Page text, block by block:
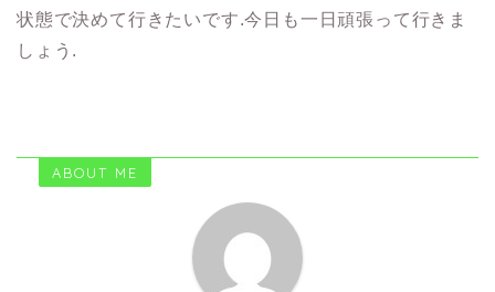
状態で決めて行きたいです.今日も一日頑張って行きま
しょう.
ABOUT ME